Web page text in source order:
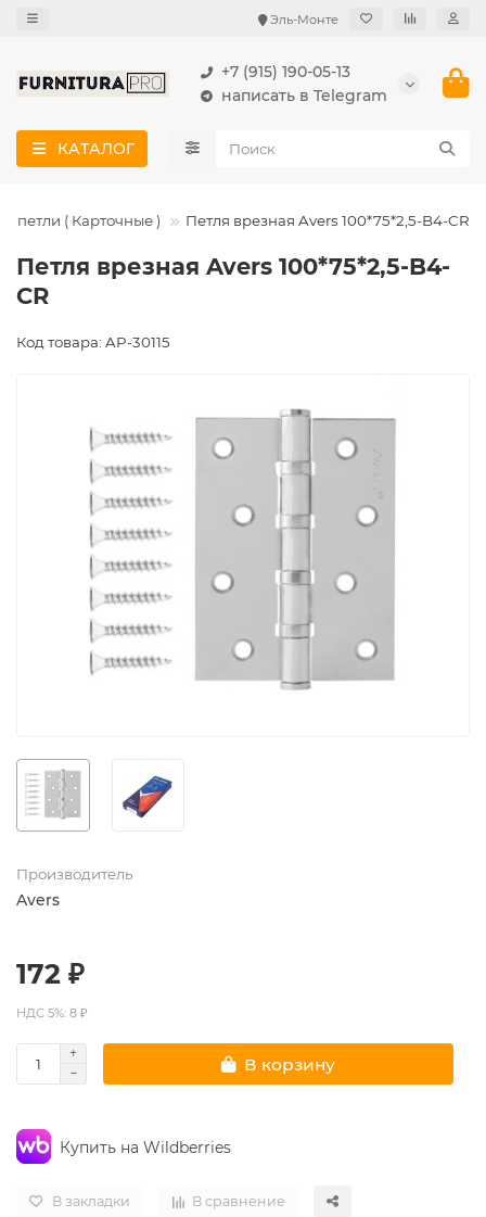
Эль-Монте
+7 (915) 190-05-13
написать в Telegram
КАТАЛОГ
петли ( Карточные ) Петля врезная Avers 100*75*2,5-B4-CR
Петля врезная Avers 100*75*2,5-B4-
CR
Код товара: AP-30115
Производитель
Avers
172 ₽
НДС 5%: 8 ₽
В корзину
Купить на Wildberries
В закладки В сравнение